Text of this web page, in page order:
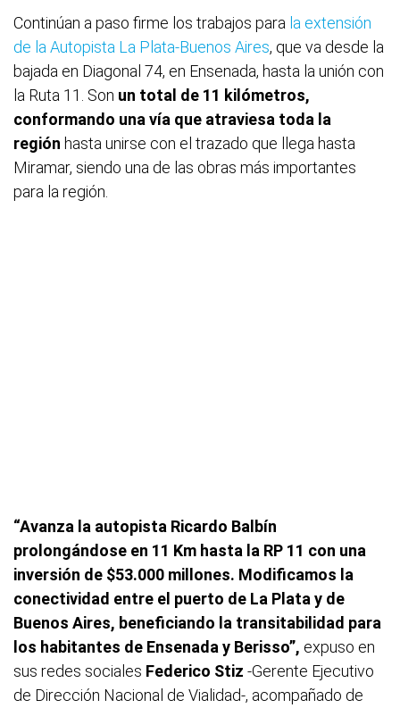
Continúan a paso firme los trabajos para la extensión
de la Autopista La Plata-Buenos Aires, que va desde la
bajada en Diagonal 74, en Ensenada, hasta la unión con
la Ruta 11. Son un total de 11 kilómetros,
conformando una vía que atraviesa toda la
región hasta unirse con el trazado que llega hasta
Miramar, siendo una de las obras más importantes
para la región.
“Avanza la autopista Ricardo Balbín
prolongándose en 11 Km hasta la RP 11 con una
inversión de $53.000 millones. Modificamos la
conectividad entre el puerto de La Plata y de
Buenos Aires, beneficiando la transitabilidad para
los habitantes de Ensenada y Berisso”, expuso en
sus redes sociales Federico Stiz -Gerente Ejecutivo
de Dirección Nacional de Vialidad-, acompañado de